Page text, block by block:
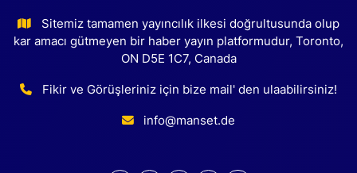
Sitemiz tamamen yayıncılık ilkesi doğrultusunda olup
kar amacı gütmeyen bir haber yayın platformudur, Toronto,
ON D5E 1C7, Canada
Fikir ve Görüşleriniz için bize mail' den ulaabilirsiniz!
info@manset.de